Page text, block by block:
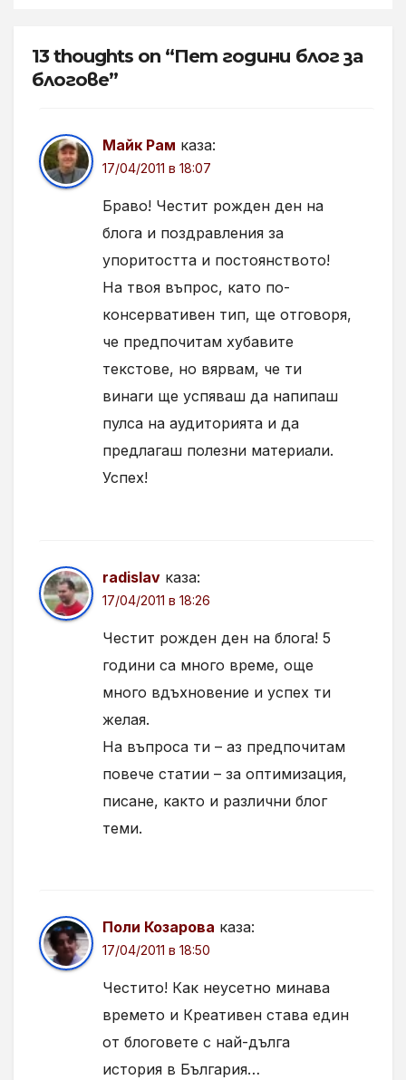
13 thoughts on “Пет години блог за
блогове”
Майк Рам каза:
17/04/2011 в 18:07
Браво! Честит рожден ден на
блога и поздравления за
упоритостта и постоянството!
На твоя въпрос, като по-
консервативен тип, ще отговоря,
че предпочитам хубавите
текстове, но вярвам, че ти
винаги ще успяваш да напипаш
пулса на аудиторията и да
предлагаш полезни материали.
Успех!
radislav каза:
17/04/2011 в 18:26
Честит рожден ден на блога! 5
години са много време, още
много вдъхновение и успех ти
желая.
На въпроса ти – аз предпочитам
повече статии – за оптимизация,
писане, както и различни блог
теми.
Поли Козарова каза:
17/04/2011 в 18:50
Честито! Как неусетно минава
времето и Креативен става един
от блоговете с най-дълга
история в България…